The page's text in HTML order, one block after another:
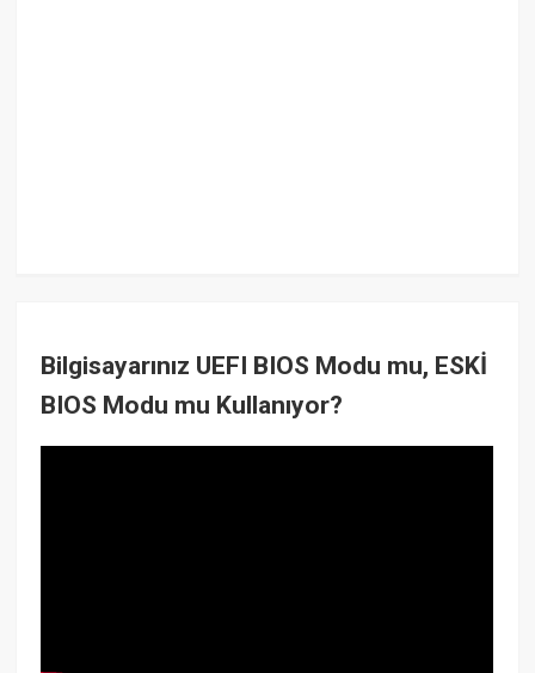
Bilgisayarınız UEFI BIOS Modu mu, ESKİ
BIOS Modu mu Kullanıyor?